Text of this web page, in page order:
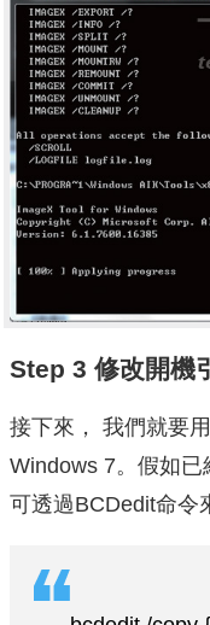
Step 3 修改開機
接下來， 我們就要
Windows 7。假如已
可透過BCDedit命令